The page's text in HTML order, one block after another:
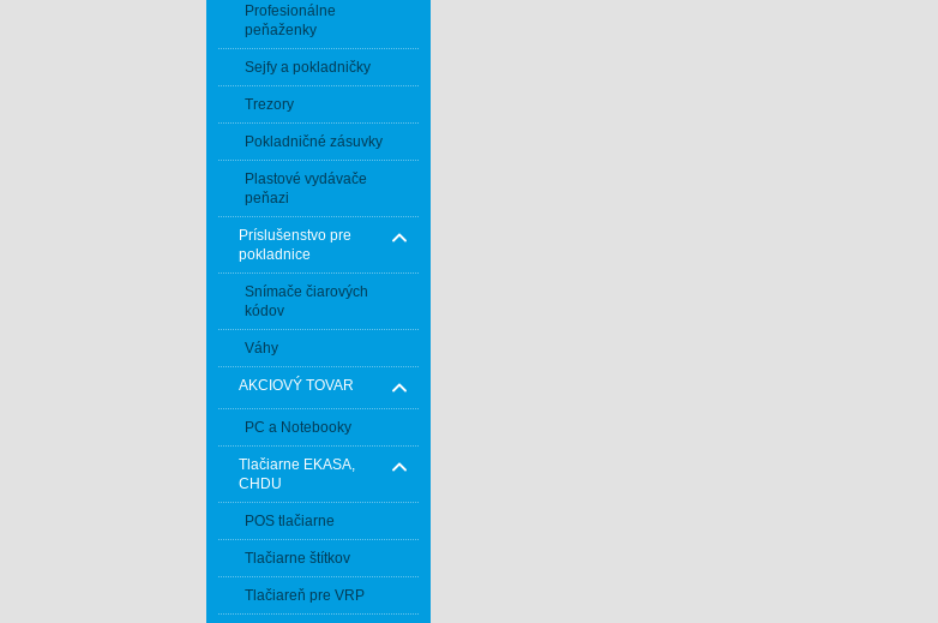
Profesionálne
peňaženky
Sejfy a pokladničky
Trezory
Pokladničné zásuvky
Plastové vydávače
peňazi
Príslušenstvo pre
pokladnice
Snímače čiarových
kódov
Váhy
AKCIOVÝ TOVAR
PC a Notebooky
Tlačiarne EKASA,
CHDU
POS tlačiarne
Tlačiarne štítkov
Tlačiareň pre VRP